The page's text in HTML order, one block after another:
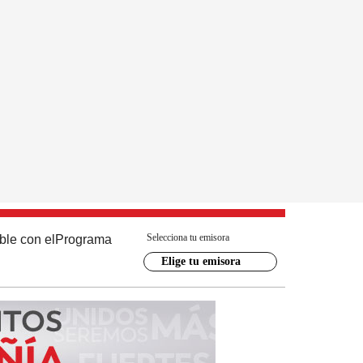
con el Programa Selecciona tu emisora
Elige tu emisora